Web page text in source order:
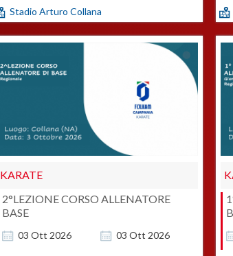
Stadio Arturo Collana
KARATE
03 Ott 2026 03 Ott 2026
2°LEZIONE CORSO ALLENATORE
BASE